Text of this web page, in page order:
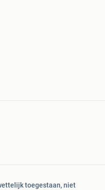
toegestaan, niet